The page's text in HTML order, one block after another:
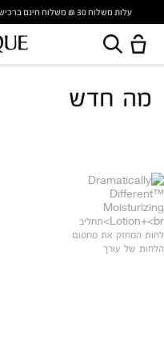
עלות משלוח 30 ₪ משלוח חינם ברכישה ב-249 ₪ ומעלה | עד 14 ימי עסקים
מה חדש